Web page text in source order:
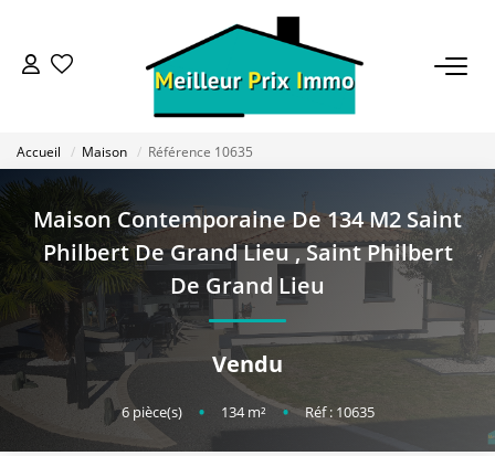
ACHETER
LOUER
VENDRE
ESTIMER
BAILLEUR
FONDS DE COMMERCE
Accueil Maison Référence 10635
Maison Contemporaine De 134 M2 Saint
Philbert De Grand Lieu,Saint Philbert
De Grand Lieu
Vendu
6pièce(s) • 134m² • Réf : 10635